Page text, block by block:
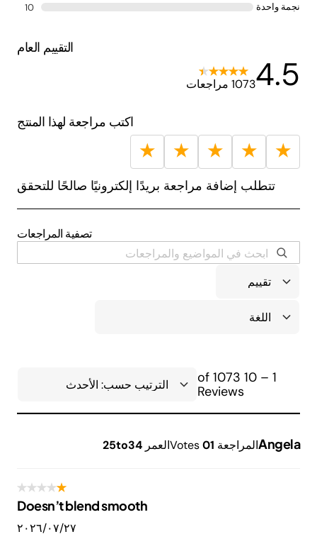
نجمة واحدة
10
التقييم العام
4.51073 مراجعات
اكتب مراجعة لهذا المنتج
★
★
★
★
★
تتطلب إضافة مراجعة بريدًا إلكترونيًا صالحًا للتحقق
تصفية المراجعات
1 – 10 of 1073
Reviews
Angelaالمراجعة 1
Votes0 العمر 25to34
Doesn’t blend smooth
٢٧‏/٠٧‏/٢٠٢٦